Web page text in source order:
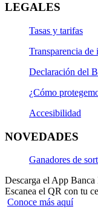
LEGALES
Tasas y tarifas
Transparencia de
Declaración del
¿Cómo
Accesibilidad
NOVEDADES
Ganadores de
Descarga el App
Escanea el QR con tu
Conoce más aquí